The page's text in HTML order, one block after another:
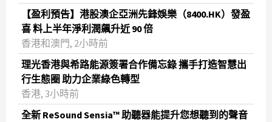
【盈利預告】港股澳企亞洲先鋒娛樂（8400.HK）發盈
喜 料上半年淨利潤飆升近 90 倍
香港和澳門, 2小時前
理光香港與希路能源簽署合作備忘錄 攜手打造智慧出
行生態圈 助力企業綠色轉型
香港, 3小時前
全新 ReSound Sensia™ 助聽器能提升您想聽到的聲音